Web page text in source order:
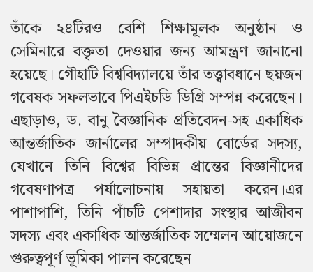
তাঁকে ২৪টিরও বেশি শিক্ষামূলক অনুষ্ঠান ও
সেমিনারে বক্তৃতা দেওয়ার জন্য আমন্ত্রণ জানানো
হয়েছে। গৌহাটি বিশ্ববিদ্যালয়ে তাঁর তত্ত্বাবধানে ছয়জন
গবেষক সফলভাবে পিএইচডি ডিগ্রি সম্পন্ন করেছেন।
এছাড়াও, ড. বানু বৈজ্ঞানিক প্রতিবেদন-সহ একাধিক
আন্তর্জাতিক জার্নালের সম্পাদকীয় বোর্ডের সদস্য,
যেখানে তিনি বিশ্বের বিভিন্ন প্রান্তের বিজ্ঞানীদের
গবেষণাপত্র পর্যালোচনায় সহায়তা করেন।এর
পাশাপাশি, তিনি পাঁচটি পেশাদার সংস্থার আজীবন
সদস্য এবং একাধিক আন্তর্জাতিক সম্মেলন আয়োজনে
গুরুত্বপূর্ণ ভূমিকা পালন করেছেন